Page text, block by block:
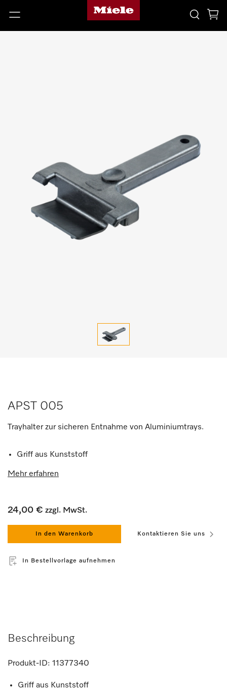
APST 005
Trayhalter zur sicheren Entnahme von Aluminiumtrays.
Griff aus Kunststoff
Mehr erfahren
24,00 € zzgl. MwSt.
In den Warenkorb Kontaktieren Sie uns
In Bestellvorlage aufnehmen
Beschreibung
Produkt-ID: 11377340
Griff aus Kunststoff